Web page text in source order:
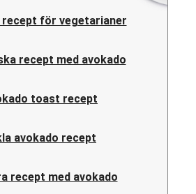
recept för vegetarianer
recept med avokado
toast recept
avokado recept
recept med avokado